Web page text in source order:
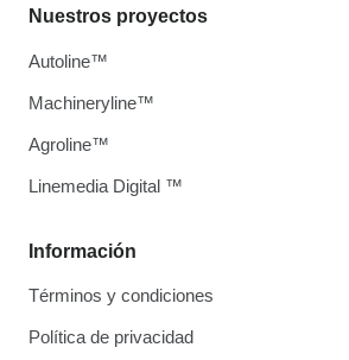
Información
Términos y condiciones
Política de privacidad
Nuestros proyectos
Autoline™
Machineryline™
Agroline™
Linemedia Digital ™